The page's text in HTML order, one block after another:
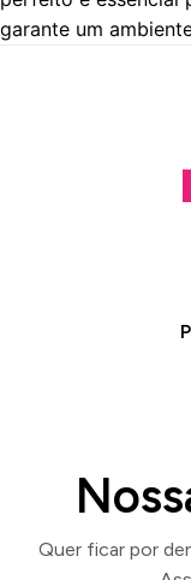
garante um
Quer ficar por